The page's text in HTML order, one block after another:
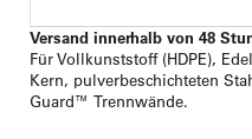
Versand innerhalb von 48
Für Vollkunststoff (HDPE),
Kern, pulverbeschichteten
Guard™ Trennwände.